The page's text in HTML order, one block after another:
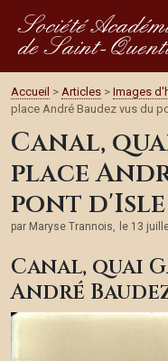
Société
de Saint-
Accueil > Articles > Images
place André Baudez vus du
Canal,
place
pont d'Isle
par Maryse Trannois, le 13
Canal, quai
André